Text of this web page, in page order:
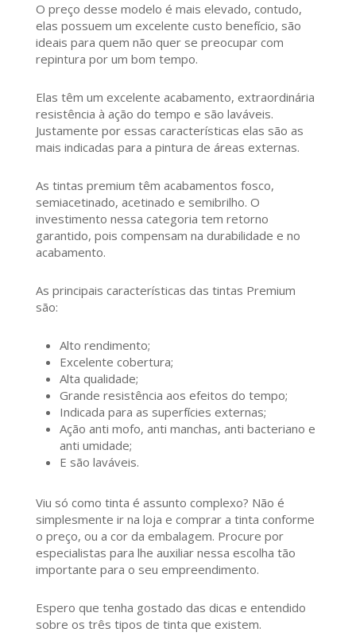
O preço desse modelo é mais elevado, contudo,
elas possuem um excelente custo benefício, são
ideais para quem não quer se preocupar com
repintura por um bom tempo.
Elas têm um excelente acabamento, extraordinária
resistência à ação do tempo e são laváveis.
Justamente por essas características elas são as
mais indicadas para a pintura de áreas externas.
As tintas premium têm acabamentos fosco,
semiacetinado, acetinado e semibrilho. O
investimento nessa categoria tem retorno
garantido, pois compensam na durabilidade e no
acabamento.
As principais características das tintas Premium
são:
Alto rendimento;
Excelente cobertura;
Alta qualidade;
Grande resistência aos efeitos do tempo;
Indicada para as superfícies externas;
Ação anti mofo, anti manchas, anti bacteriano e
anti umidade;
E são laváveis.
Viu só como tinta é assunto complexo? Não é
simplesmente ir na loja e comprar a tinta conforme
o preço, ou a cor da embalagem. Procure por
especialistas para lhe auxiliar nessa escolha tão
importante para o seu empreendimento.
Espero que tenha gostado das dicas e entendido
sobre os três tipos de tinta que existem.